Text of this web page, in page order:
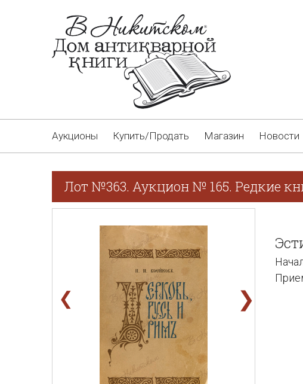
Аукционы Купить/Продать Магазин Новости
Лот №363. Аукцион № 165. Редкие
❮ ❯